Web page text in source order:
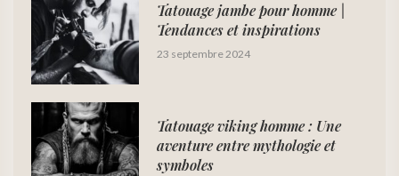
Tatouage jambe pour homme |
Tendances et inspirations
23 septembre 2024
Tatouage viking homme : Une
aventure entre mythologie et
symboles